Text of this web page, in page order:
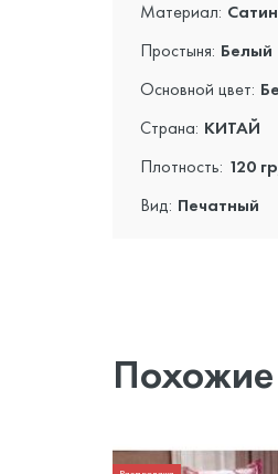
Материал: Сатин
Простыня: Белый
Основной цвет:
Страна: КИТАЙ
Плотность: 120
Вид: Печатный